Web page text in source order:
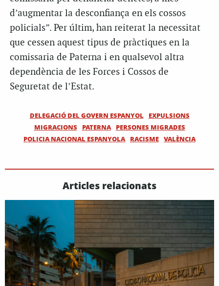
d’augmentar la desconfiança en els cossos
policials”. Per últim, han reiterat la necessitat
que cessen aquest tipus de pràctiques en la
comissaria de Paterna i en qualsevol altra
dependència de les Forces i Cossos de
Seguretat de l’Estat.
DELEGACIÓ DEL GOVERN ESPANYOL
EXPULSIONS
MIGRACIONS
PATERNA
PERSONES MIGRADES
POLICIA NACIONAL ESPANYOLA
RACISME VALÈNCIA
Articles relacionats